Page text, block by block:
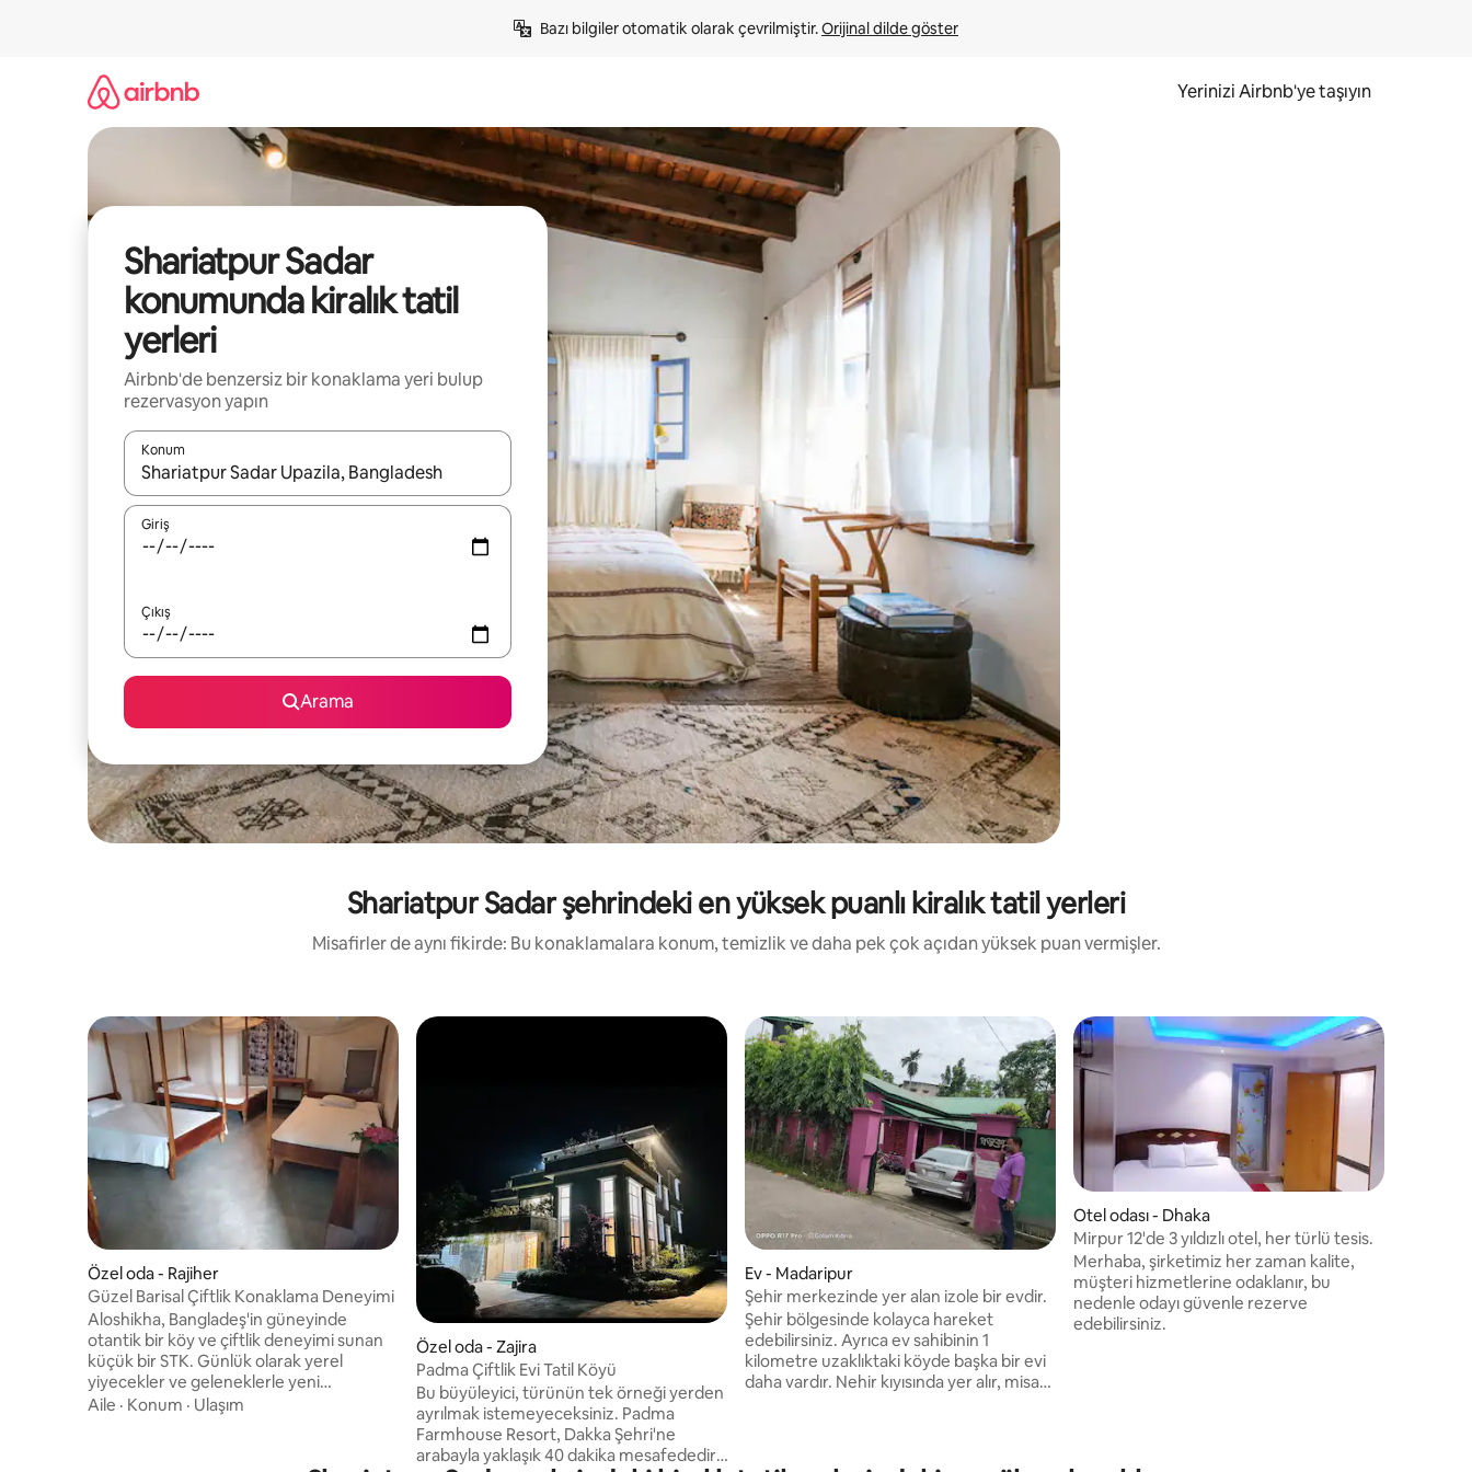
Bazı bilgiler otomatik olarak çevrilmiştir. Orijinal dilde göster
Yerinizi Airbnb'ye taşıyın
Shariatpur Sadar
konumunda kiralık tatil
yerleri
Airbnb'de benzersiz bir konaklama yeri bulup
rezervasyon yapın
Konum
Sonuçlar kullanılabilir olduğunda yukarı ve aşağı oklarıyla gezinin veya dokunarak ya da kaydırma hareketleriyle keşfedin.
Giriş
Çıkış
Arama
Shariatpur Sadar şehrindeki en yüksek puanlı kiralık tatil yerleri
Misafirler de aynı fikirde: Bu konaklamalara konum, temizlik ve daha pek çok açıdan yüksek puan vermişler.
Özel oda - Rajiher
Güzel Barisal Çiftlik Konaklama Deneyimi
Aloshikha, Bangladeş'in güneyinde
otantik bir köy ve çiftlik deneyimi sunan
küçük bir STK. Günlük olarak yerel
yiyecekler ve geleneklerle yeni
deneyimler getirir; yemekleriniz organik
gibi yerel etkinliklere katılmaları ve bu
Aile · Konum · Ulaşım
Özel oda - Zajira
Padma Çiftlik Evi Tatil Köyü
Bu büyüleyici, türünün tek örneği yerden
ayrılmak istemeyeceksiniz. Padma
Farmhouse Resort, Dakka Şehri'ne
arabayla yaklaşık 40 dakika mesafededir.
Ev - Madaripur
Şehir merkezinde yer alan izole bir evdir.
Şehir bölgesinde kolayca hareket
edebilirsiniz. Ayrıca ev sahibinin 1
kilometre uzaklıktaki köyde başka bir evi
daha vardır. Nehir kıyısında yer alır, misafir
Otel odası - Dhaka
Mirpur 12'de 3 yıldızlı otel, her türlü tesis.
Merhaba, şirketimiz her zaman kalite,
müşteri hizmetlerine odaklanır, bu
nedenle odayı güvenle rezerve
edebilirsiniz.